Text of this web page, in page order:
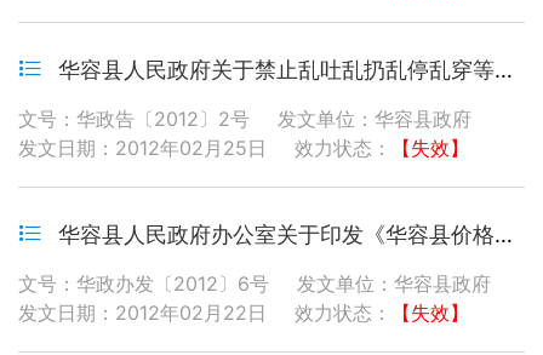
华容县人民政府关于禁止乱吐乱扔乱停乱穿等违规行为的通告
文号：华政告〔2012〕2号
发文单位：华容县政府
发文日期：2012年02月25日
效力状态： 【失效】
华容县人民政府办公室关于印发《华容县价格调节基金征收管理办法》的通知
文号：华政办发〔2012〕6号
发文单位：华容县政府
发文日期：2012年02月22日
效力状态： 【失效】